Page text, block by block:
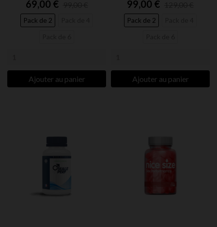
69,00 €
Pack de 2
Ajouter au panier
99,00 €
Pack de 2
Ajouter au panier